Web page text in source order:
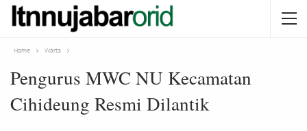
Home Warta
Pengurus MWC NU Kecamatan
Cihideung Resmi Dilantik